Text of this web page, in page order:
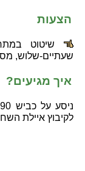
הצעות
שיטוט
שעתיים-שלוש,
איך מגיעים?
לקיבוץ איילת